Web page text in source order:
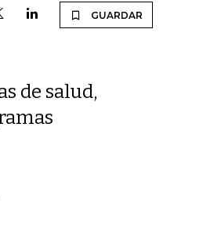
GUARDAR
de salud,